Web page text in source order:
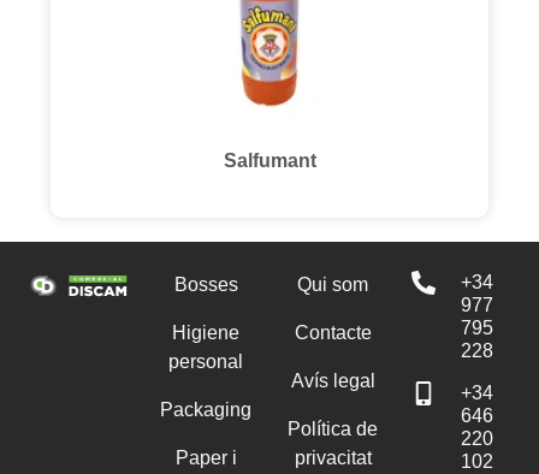
Salfumant
Bosses
Higiene
personal
Packaging
Paper i
Qui som
Contacte
Avís legal
Política de
privacitat
+34
977
795
228
+34
646
220
102